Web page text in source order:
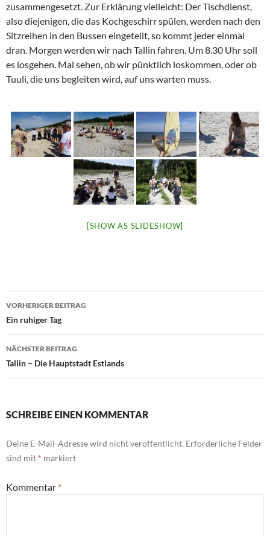
zusammengesetzt. Zur Erklärung vielleicht: Der Tischdienst,
also diejenigen, die das Kochgeschirr spülen, werden nach den
Sitzreihen in den Bussen eingeteilt, so kommt jeder einmal
dran. Morgen werden wir nach Tallin fahren. Um 8.30 Uhr soll
es losgehen. Mal sehen, ob wir pünktlich loskommen, oder ob
Tuuli, die uns begleiten wird, auf uns warten muss.
[SHOW AS SLIDESHOW]
Beitragsnavigation
VORHERIGER BEITRAG
Ein ruhiger Tag
NÄCHSTER BEITRAG
Tallin – Die Hauptstadt Estlands
SCHREIBE EINEN KOMMENTAR
Deine E-Mail-Adresse wird nicht veröffentlicht. Erforderliche Felder
sind mit * markiert
Kommentar *